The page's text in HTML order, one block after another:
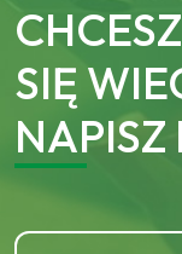
SIĘ
NAPISZ